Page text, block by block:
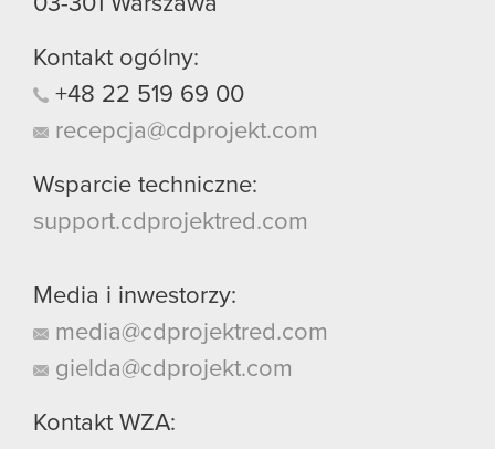
Kontakt ogólny:
+48 22 519 69 00
recepcja@cdprojekt.com
Wsparcie techniczne:
support.cdprojektred.com
Media i inwestorzy:
media@cdprojektred.com
gielda@cdprojekt.com
Kontakt WZA: